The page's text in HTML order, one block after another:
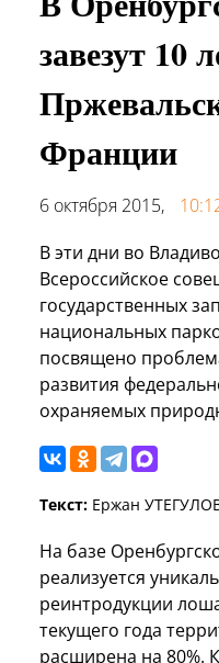
завезут 10
Франции
6 октября 2015,
В эти дни во
Всероссийское
государственных
национальных
посвящено
развития
охраняемых
Текст: Ержан
На базе
реализуется
реинтродукции
текущего года
расширена на 80%.